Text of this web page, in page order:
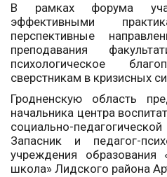
В рамках форума
эффективными
перспективные
преподавания
психологическое
сверстникам в кризисных
Гродненскую область
начальника центра
социально-
Запасник и педагог-
учреждения образования
школа» Лидского района